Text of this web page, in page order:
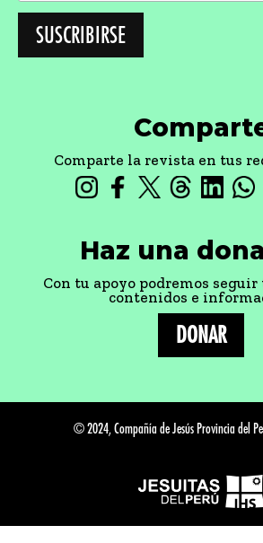
Comparte la revista en tus
Haz una
Con tu apoyo podremos
contenidos e
DONAR
© 2024, Compañía de Jesús Provincia del